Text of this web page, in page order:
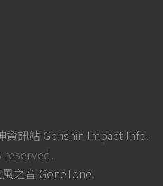
資訊站 Genshin Impact Info.
reserved.
之音 GoneTone.